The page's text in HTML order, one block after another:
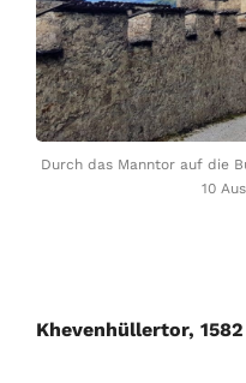
Durch das Manntor auf die
10
Khevenhüllertor, 1582